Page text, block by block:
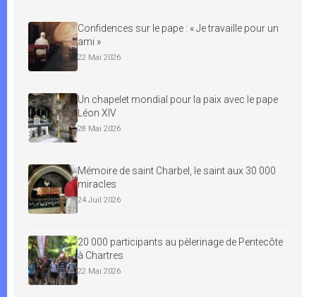
Confidences sur le pape : « Je travaille pour un
ami »
22 Mai 2026
Un chapelet mondial pour la paix avec le pape
Léon XIV
28 Mai 2026
Mémoire de saint Charbel, le saint aux 30 000
miracles
24 Juil 2026
20 000 participants au pèlerinage de Pentecôte
à Chartres
22 Mai 2026